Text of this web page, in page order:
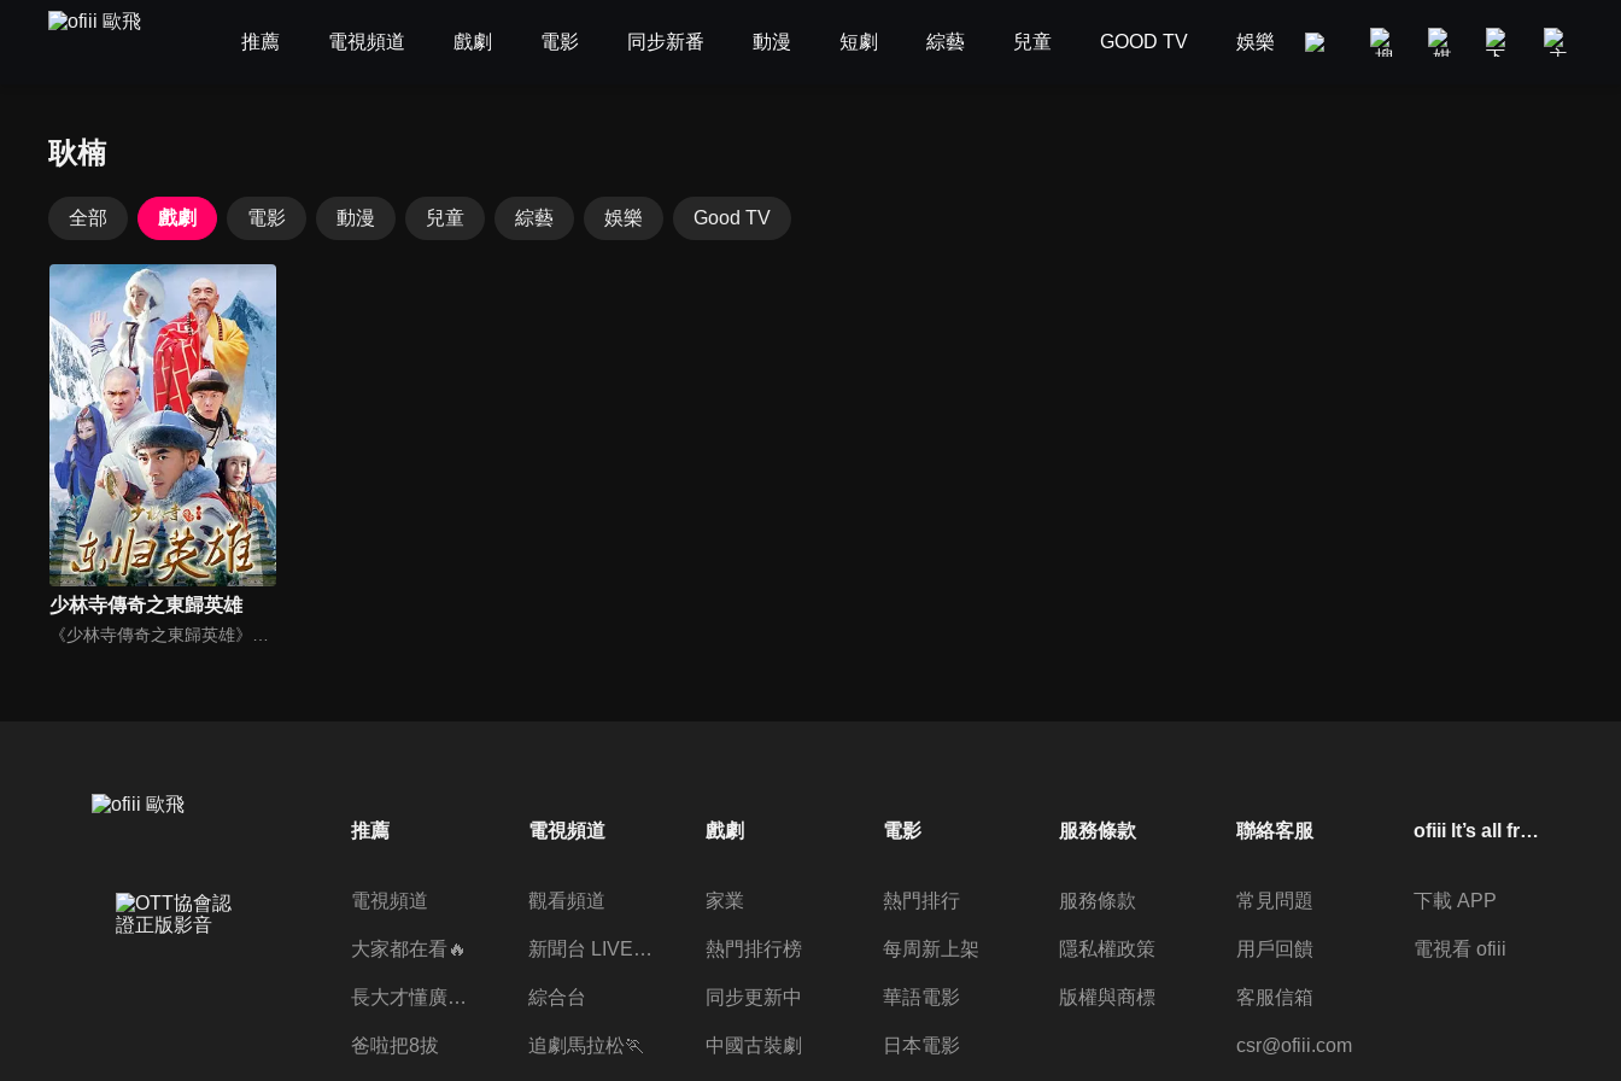
推薦 電視頻道 戲劇 電影 同步新番 動漫 短劇 綜藝 兒童 GOOD TV 娛樂 美食旅遊 新聞政論
耿楠
全部 戲劇 電影 動漫 兒童 綜藝 娛樂 Good TV
少林寺傳奇之東歸英雄
推薦
電視頻道
大家都在看🔥
長大才懂廣志的偉大
爸啦把8拔
電視頻道
觀看頻道
新聞台 LIVE 直播
綜合台
追劇馬拉松🏃
戲劇
家業
熱門排行榜
同步更新中
中國古裝劇
電影
熱門排行
每周新上架
華語電影
日本電影
服務條款
服務條款
隱私權政策
版權與商標
聯絡客服
常見問題
用戶回饋
客服信箱
csr@ofiii.com
ofiii lt’s all free
下載 APP
電視看 ofiii